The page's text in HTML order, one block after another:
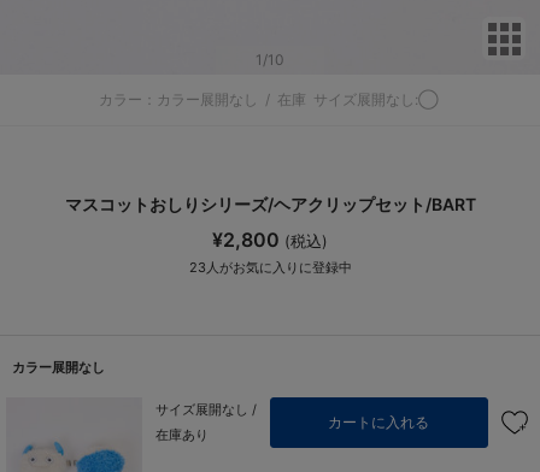
1 /10
カラー：カラー展開なし / 在庫 サイズ展開なし:◯
マスコットおしりシリーズ/ヘアクリップセット/BART
¥2,800 (税込)
23 人がお気に入りに登録中
カラー展開なし
サイズ展開なし /
在庫あり
カートに入れる